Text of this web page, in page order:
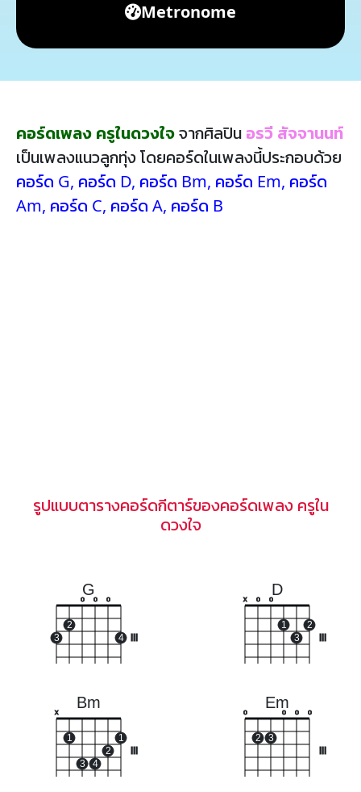
Metronome
คอร์ดเพลง ครูในดวงใจจากศิลปิน อรวี สัจจานนท์
เป็นเพลงแนวลูกทุ่ง โดยคอร์ดในเพลงนี้ประกอบด้วย
คอร์ด G, คอร์ด D, คอร์ด Bm, คอร์ด Em, คอร์ด
Am, คอร์ด C, คอร์ด A, คอร์ด B
รูปแบบตารางคอร์ดกีตาร์ของคอร์ดเพลง ครูใน
ดวงใจ
G
3
2
o o o
4
D
x o o
1
3
2
Bm
x
1
3 4
2
1
Em
o
2 3
o o o